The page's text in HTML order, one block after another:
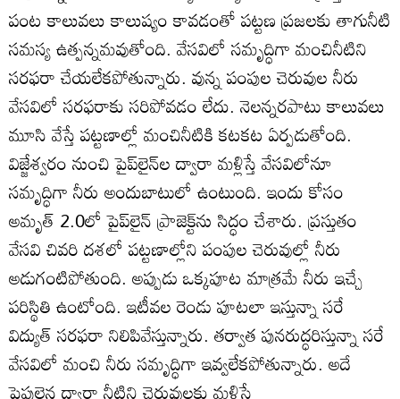
పంట కాలువలు కాలుష్యం కావడంతో పట్టణ ప్రజలకు తాగునీటి
సమస్య ఉత్పన్నమవుతోంది. వేసవిలో సమృద్ధిగా మంచినీటిని
సరఫరా చేయలేకపోతున్నారు. వున్న పంపుల చెరువుల నీరు
వేసవిలో సరఫరాకు సరిపోవడం లేదు. నెలన్నరపాటు కాలువలు
మూసి వేస్తే పట్టణాల్లో మంచినీటికి కటకట ఏర్పడుతోంది.
విజ్జేశ్వరం నుంచి పైప్‌లైన్‌ల ద్వారా మళ్లిస్తే వేసవిలోనూ
సమృద్ధిగా నీరు అందుబాటులో ఉంటుంది. ఇందు కోసం
అమృత్‌ 2.0లో పైప్‌లైన్‌ ప్రాజెక్ట్‌ను సిద్ధం చేశారు. ప్రస్తుతం
వేసవి చివరి దశలో పట్టణాల్లోని పంపుల చెరువుల్లో నీరు
అడుగంటిపోతుంది. అప్పుడు ఒక్కపూట మాత్రమే నీరు ఇచ్చే
పరిస్థితి ఉంటోంది. ఇటీవల రెండు పూటలా ఇస్తున్నా సరే
విద్యుత్‌ సరఫరా నిలిపివేస్తున్నారు. తర్వాత పునరుద్ధరిస్తున్నా సరే
వేసవిలో మంచి నీరు సమృద్ధిగా ఇవ్వలేకపోతున్నారు. అదే